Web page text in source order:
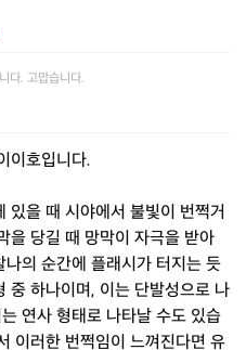
다. 고맙습니다.
이호입니다.
있을 때 시야에서 불빛이 번쩍거
을 당길 때 망막이 자극을 받아
의 순간에 플래시가 터지는 듯
중 하나이며, 이는 단발성으로 나
연사 형태로 나타날 수도 있습
이러한 번쩍임이 느껴진다면 유